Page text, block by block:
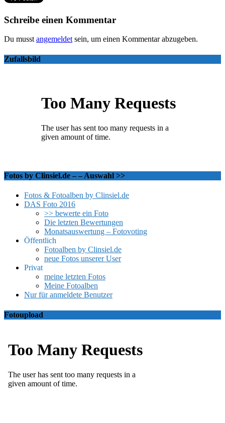
Schreibe einen Kommentar
Du musst angemeldet sein, um einen Kommentar abzugeben.
Zufallsbild
Fotos by Clinsiel.de – – Auswahl >>
Fotos & Fotoalben by Clinsiel.de
DAS Foto 2016
>> bewerte ein Foto
Die letzten Bewertungen
Monatsauswertung – Fotovoting
Öffentlich
Fotoalben by Clinsiel.de
neue Fotos unserer User
Privat
meine letzten Fotos
Meine Fotoalben
Nur für anmeldete Benutzer
Fotoupload